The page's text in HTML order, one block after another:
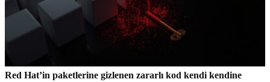
Red Hat’in paketlerine gizlenen zararlı kod kendi kendine